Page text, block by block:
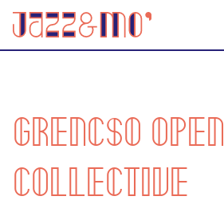
GRENCSO OPEN
COLLECTIVE